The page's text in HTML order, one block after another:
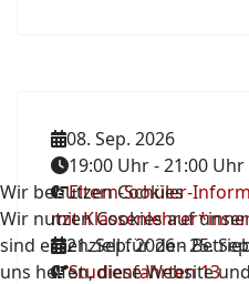
08. Sep. 2026
19:00 Uhr-21:00 Uhr
Eltern-Schüler-
mit
21. Sep. 2026-25.
Studienfahrten 13
Wir benutzen Cookies
Wir nutzen Cookies auf
sind essenziell für den
uns helfen, diese Website